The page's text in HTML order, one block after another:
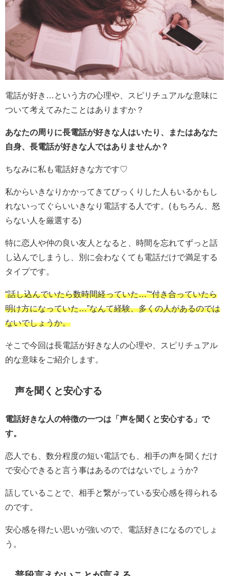
電話が好き…という方の心理や、スピリチュアルな意味に
ついて考えてみたことはありますか？
あなたの周りに長電話が好きな人はいたり、またはあなた
自身、長電話が好きな人ではありませんか？
ちなみに私も電話好きな方です♡
私からいきなりかかってきてびっくりした人もいるかもし
れないってぐらいいきなり電話する人です。(もちろん、怒
らない人を厳選する)
特に恋人や仲の良い友人となると、時間を忘れてずっと話
し込んでしまうし、別に会わなくても電話だけで満足する
タイプです。
“話し込んでいたら数時間経っていた…”“付き合っていたら
明け方になっていた…”なんて経験、多くの人があるのでは
ないでしょうか。
そこで今回は長電話が好きな人の心理や、スピリチュアル
的な意味をご紹介します。
声を聞くと安心する
電話好きな人の特徴の一つは「声を聞くと安心する」で
す。
恋人でも、数分程度の短い電話でも、相手の声を聞くだけ
で安心できると言う事はあるのではないでしょうか?
話していることで、相手と繋がっている安心感を得られる
のです。
安心感を得たい思いが強いので、電話好きになるのでしょ
う。